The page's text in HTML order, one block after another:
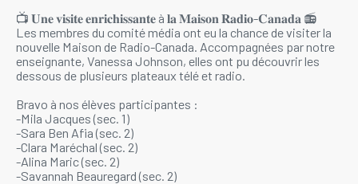
📺 𝐔𝐧𝐞 𝐯𝐢𝐬𝐢𝐭𝐞 𝐞𝐧𝐫𝐢𝐜𝐡𝐢𝐬𝐬𝐚𝐧𝐭𝐞 à 𝐥𝐚 𝐌𝐚𝐢𝐬𝐨𝐧 𝐑𝐚𝐝𝐢𝐨-𝐂𝐚𝐧𝐚𝐝𝐚 📻
Les membres du comité média ont eu la chance de visiter la
nouvelle Maison de Radio-Canada. Accompagnées par notre
enseignante, Vanessa Johnson, elles ont pu découvrir les
dessous de plusieurs plateaux télé et radio.
Bravo à nos élèves participantes :
-Mila Jacques (sec. 1)
-Sara Ben Afia (sec. 2)
-Clara Maréchal (sec. 2)
-Alina Maric (sec. 2)
-Savannah Beauregard (sec. 2)